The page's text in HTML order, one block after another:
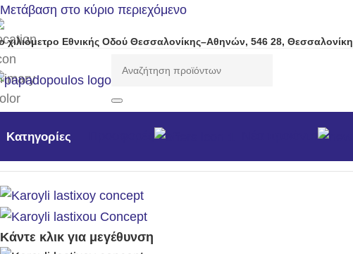
Μετάβαση στο κύριο περιεχόμενο
χιλιόμετρο Εθνικής Οδού Θεσσαλονίκης–Αθηνών, 546 28, Θεσσαλονίκη
Κατηγορίες
Κάντε κλικ για μεγέθυνση